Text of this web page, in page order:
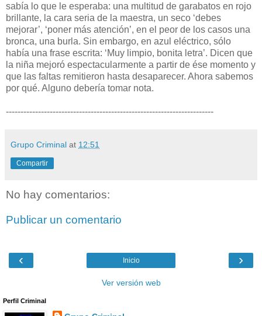
sabía lo que le esperaba: una multitud de garabatos en rojo
brillante, la cara seria de la maestra, un seco ‘debes
mejorar’, ‘poner más atención’, en el peor de los casos una
bronca, una burla. Sin embargo, en azul eléctrico, sólo
había una frase escrita: ‘Muy limpio, bonita letra’. Dicen que
la niña mejoró espectacularmente a partir de ése momento y
que las faltas remitieron hasta desaparecer. Ahora sabemos
por qué. Alguno debería tomar nota.
-----------------------------------------------------------------------
Grupo Criminal at 12:51
Compartir
No hay comentarios:
Publicar un comentario
‹ ›
Inicio
Ver versión web
Perfil Criminal